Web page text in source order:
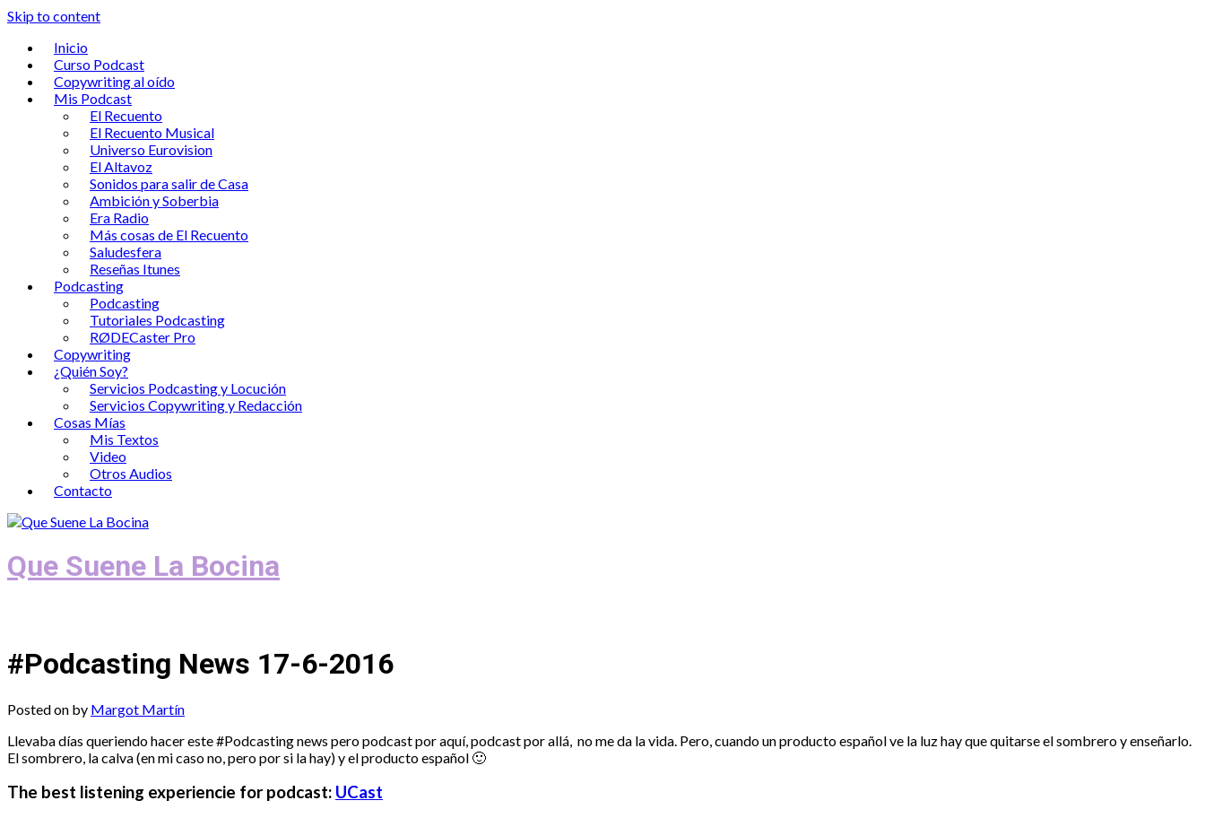
Skip to content
Inicio
Curso Podcast
Copywriting al oído
Mis Podcast
El Recuento
El Recuento Musical
Universo Eurovision
El Altavoz
Sonidos para salir de Casa
Ambición y Soberbia
Era Radio
Más cosas de El Recuento
Saludesfera
Reseñas Itunes
Podcasting
Podcasting
Tutoriales Podcasting
RØDECaster Pro
Copywriting
¿Quién Soy?
Servicios Podcasting y Locución
Servicios Copywriting y Redacción
Cosas Mías
Mis Textos
Video
Otros Audios
Contacto
Que Suene La Bocina
#Podcasting News 17-6-2016
Posted on by Margot Martín
Llevaba días queriendo hacer este #Podcasting news pero podcast por aquí, podcast por allá, no me da la vida. Pero, cuando un producto español ve la luz hay que quitarse el sombrero y enseñarlo.
El sombrero, la calva (en mi caso no, pero por si la hay) y el producto español 🙂
The best listening experiencie for podcast: UCast